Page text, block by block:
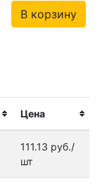
Цена
111.13 руб./
шт
В корзину